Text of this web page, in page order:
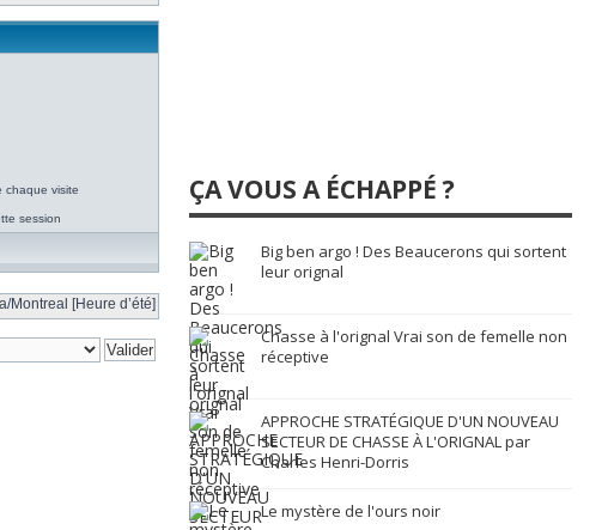
chaque visite
session
Montreal [Heure d’été]
ÇA VOUS A ÉCHAPPÉ ?
Big ben argo ! Des Beaucerons qui sortent
leur orignal
Chasse à l'orignal Vrai son de femelle non
réceptive
APPROCHE STRATÉGIQUE D'UN NOUVEAU
SECTEUR DE CHASSE À L'ORIGNAL par
Charles Henri-Dorris
Le mystère de l'ours noir